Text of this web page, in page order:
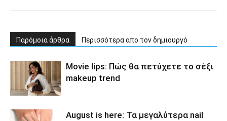
Παρόμοια άρθρα Περισσότερα απο τον δημιουργό
Movie lips: Πώς θα πετύχετε το σέξι
makeup trend
August is here: Τα μεγαλύτερα nail